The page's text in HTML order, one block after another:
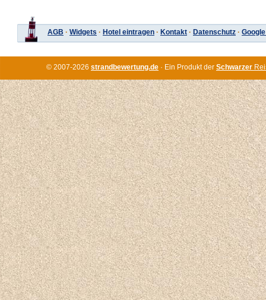
AGB · Widgets · Hotel eintragen · Kontakt · Datenschutz ·
© 2007-2026 strandbewertung.de · Ein Produkt der Schwarzer